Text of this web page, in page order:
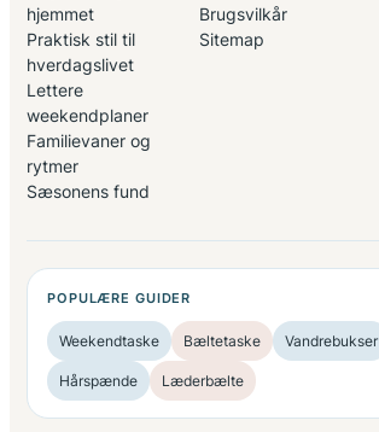
hjemmet
Praktisk stil til
hverdagslivet
Lettere
weekendplaner
Familievaner og
rytmer
Sæsonens fund
Brugsvilkår
Sitemap
POPULÆRE GUIDER
Weekendtaske Bæltetaske Vandrebukser
Hårspænde Læderbælte